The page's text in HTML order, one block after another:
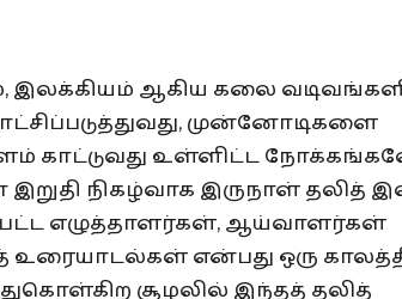
இலக்கியம் ஆகிய கலை
முன்னோடிகளை
காட்டுவது உள்ளிட்ட
நிகழ்வாக இருநாள் தலித்
எழுத்தாளர்கள், ஆய்வாளர்கள்
என்பது ஒரு
சூழலில் இந்தத் தலித்